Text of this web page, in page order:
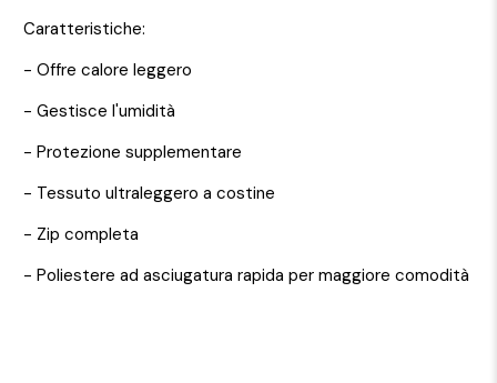
Caratteristiche:
- Offre calore leggero
- Gestisce l'umidità
- Protezione supplementare
- Tessuto ultraleggero a costine
- Zip completa
- Poliestere ad asciugatura rapida per maggiore comodità